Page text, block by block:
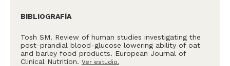
BIBLIOGRAFÍA
Tosh SM. Review of human studies investigating the
post-prandial blood-glucose lowering ability of oat
and barley food products. European Journal of
Clinical Nutrition. Ver estudio.